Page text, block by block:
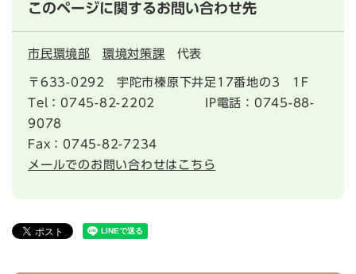
このページに関するお問い合わせ先
市民環境部 環境対策課 代表
〒633-0292
宇陀市榛原下井足17番地の3 1F
Tel：0745-82-2202 IP電話：0745-88-
9078
Fax：0745-82-7234
メールでのお問い合わせはこちら